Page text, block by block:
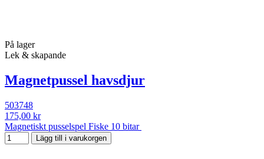
På lager
Lek & skapande
Magnetpussel havsdjur
503748
175,00 kr
Magnetiskt pusselspel Fiske 10 bitar
Lägg till i varukorgen